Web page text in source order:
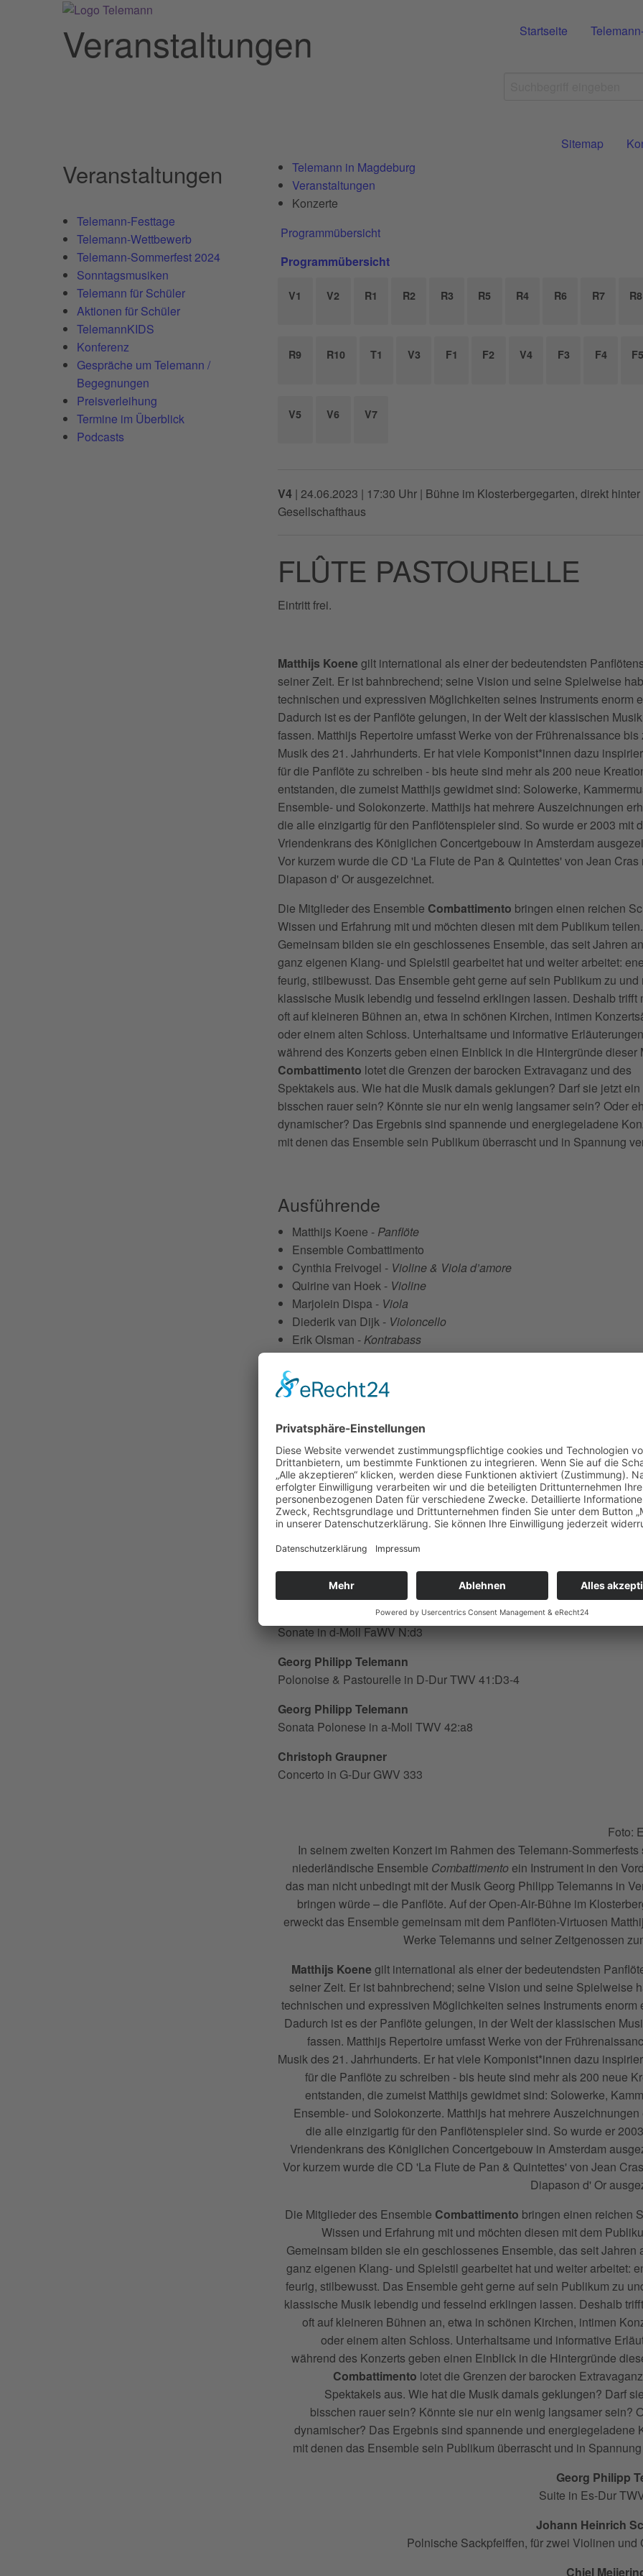
Veranstaltungen Startseite
Sitemap
Veranstaltungen
Telemann-Festtage
Telemann-Wettbewerb
Telemann-Sommerfest 2024
Sonntagsmusiken
Telemann für Schüler
Aktionen für Schüler
TelemannKIDS
Konferenz
Gespräche um Telemann /
Begegnungen
Preisverleihung
Termine im Überblick
Podcasts
Telemann in Magdeburg
Veranstaltungen
Konzerte
Programmübersicht
Programmübersicht
V1 V2 R1 R2 R3 R5 R4 R6 R7 R8
R9 R10 T1 V3 F1 F2 V4 F3 F4
V5 V6 V7
V4 | 24.06.2023 | 17:30 Uhr | Bühne im Klosterbergegarten, direkt
Gesellschafthaus
FLÛTE PASTOURELLE
Eintritt frei.
Matthijs Koenegilt international als einer der bedeutendsten
seiner Zeit. Er ist bahnbrechend; seine Vision und seine Spielweise
technischen und expressiven Möglichkeiten seines Instruments enorm
Dadurch ist es der Panflöte gelungen, in der Welt der klassischen
fassen. Matthijs Repertoire umfasst Werke von der Frührenaissance bis
Musik des 21. Jahrhunderts. Er hat viele Komponist*innen dazu
für die Panflöte zu schreiben - bis heute sind mehr als 200 neue
entstanden, die zumeist Matthijs gewidmet sind: Solowerke,
Ensemble- und Solokonzerte. Matthijs hat mehrere Auszeichnungen
die alle einzigartig für den Panflötenspieler sind. So wurde er 2003 mit
Vriendenkrans des Königlichen Concertgebouw in Amsterdam
Vor kurzem wurde die CD 'La Flute de Pan & Quintettes' von Jean Cras
Diapason d' Or ausgezeichnet.
Die Mitglieder des Ensemble Combattimento bringen einen reichen
Wissen und Erfahrung mit und möchten diesen mit dem Publikum teilen.
Gemeinsam bilden sie ein geschlossenes Ensemble, das seit Jahren
ganz eigenen Klang- und Spielstil gearbeitet hat und weiter arbeitet:
feurig, stilbewusst. Das Ensemble geht gerne auf sein Publikum zu und
klassische Musik lebendig und fesselnd erklingen lassen. Deshalb trifft
oft auf kleineren Bühnen an, etwa in schönen Kirchen, intimen
oder einem alten Schloss. Unterhaltsame und informative Erläuterungen
während des Konzerts geben einen Einblick in die Hintergründe dieser
Combattimento lotet die Grenzen der barocken Extravaganz und des
Spektakels aus. Wie hat die Musik damals geklungen? Darf sie jetzt ein
bisschen rauer sein? Könnte sie nur ein wenig langsamer sein? Oder
dynamischer? Das Ergebnis sind spannende und energiegeladene
mit denen das Ensemble sein Publikum überrascht und in Spannung
Ausführende
Matthijs Koene - Panflöte
Ensemble Combattimento
Cynthia Freivogel - Violine & Viola d’amore
Quirine van Hoek - Violine
Marjolein Dispa - Viola
Diederik van Dijk - Violoncello
Erik Olsman -Kontrabass
Sören Leupold -Theorbe
Pieter Dirksen -
Arthur Klaassens -Oboe und Oboe d’amore
Programm
Georg Philipp Telemann
Suite in Es-Dur TWV 55: Es2
Johann Heinrich Schmelzer
Polnische Sackpfeiffen, für zwei Violinen und Continuo
Chiel Meijering (*1954)
Streicher (2020)
Johann Friedrich Fasch
Sonate in d-Moll FaWV N:d3
Georg Philipp Telemann
Polonoise & Pastourelle in D-Dur TWV 41:D3-4
Georg Philipp Telemann
Sonata Polonese in a-Moll TWV 42:a8
Christoph Graupner
Concerto in G-Dur GWV 333
Foto:
In seinem zweiten Konzert im Rahmen des Telemann-Sommerfests
niederländische Ensemble Combattimentoein Instrument in den
das man nicht unbedingt mit der Musik Georg Philipp Telemanns in
bringen würde – die Panflöte. Auf der Open-Air-Bühne im
erweckt das Ensemble gemeinsam mit dem Panflöten-Virtuosen
Werke Telemanns und seiner Zeitgenossen
Matthijs Koenegilt international als einer der bedeutendsten
seiner Zeit. Er ist bahnbrechend; seine Vision und seine Spielweise
technischen und expressiven Möglichkeiten seines Instruments enorm
Dadurch ist es der Panflöte gelungen, in der Welt der klassischen
fassen. Matthijs Repertoire umfasst Werke von der
Musik des 21. Jahrhunderts. Er hat viele Komponist*innen dazu
für die Panflöte zu schreiben - bis heute sind mehr als 200 neue
entstanden, die zumeist Matthijs gewidmet sind: Solowerke,
Ensemble- und Solokonzerte. Matthijs hat mehrere Auszeichnungen
die alle einzigartig für den Panflötenspieler sind. So wurde er
Vriendenkrans des Königlichen Concertgebouw in Amsterdam
Vor kurzem wurde die CD 'La Flute de Pan & Quintettes' von Jean
Diapason d' Or
Die Mitglieder des Ensemble Combattimento bringen einen reichen
Wissen und Erfahrung mit und möchten diesen mit dem
Gemeinsam bilden sie ein geschlossenes Ensemble, das seit Jahren
ganz eigenen Klang- und Spielstil gearbeitet hat und weiter arbeitet:
feurig, stilbewusst. Das Ensemble geht gerne auf sein Publikum zu
klassische Musik lebendig und fesselnd erklingen lassen. Deshalb
oft auf kleineren Bühnen an, etwa in schönen Kirchen, intimen
oder einem alten Schloss. Unterhaltsame und informative
während des Konzerts geben einen Einblick in die Hintergründe
Combattimento lotet die Grenzen der barocken
Spektakels aus. Wie hat die Musik damals geklungen? Darf
bisschen rauer sein? Könnte sie nur ein wenig langsamer sein?
dynamischer? Das Ergebnis sind spannende und energiegeladene
mit denen das Ensemble sein Publikum überrascht und in
Georg Philipp
Suite in Es-Dur
Johann Heinrich
Polnische Sackpfeiffen, für zwei Violinen und
Chiel